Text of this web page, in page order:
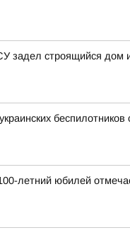
задел строящийся дом
летний юбилей